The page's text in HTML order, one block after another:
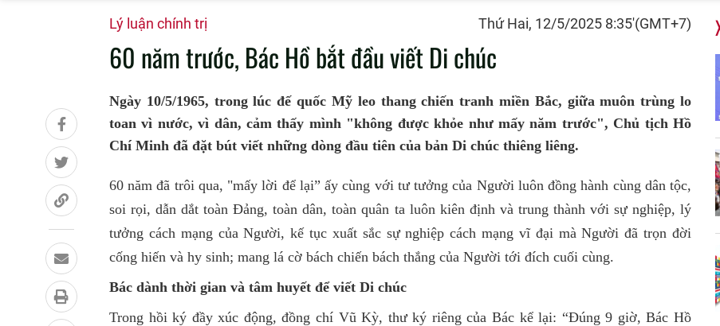
Lý luận chính trị Thứ Hai, 12/5/2025 8:35'(GMT+7)
60 năm trước, Bác Hồ bắt đầu viết Di chúc
Ngày 10/5/1965, trong lúc đế quốc Mỹ leo thang chiến tranh miền Bắc, giữa muôn trùng lo
toan vì nước, vì dân, cảm thấy mình "không được khỏe như mấy năm trước", Chủ tịch Hồ
Chí Minh đã đặt bút viết những dòng đầu tiên của bản Di chúc thiêng liêng.
60 năm đã trôi qua, "mấy lời để lại” ấy cùng với tư tưởng của Người luôn đồng hành cùng dân tộc,
soi rọi, dẫn dắt toàn Ðảng, toàn dân, toàn quân ta luôn kiên định và trung thành với sự nghiệp, lý
tưởng cách mạng của Người, kế tục xuất sắc sự nghiệp cách mạng vĩ đại mà Người đã trọn đời
cống hiến và hy sinh; mang lá cờ bách chiến bách thắng của Người tới đích cuối cùng.
Bác dành thời gian và tâm huyết để viết Di chúc
Trong hồi ký đầy xúc động, đồng chí Vũ Kỳ, thư ký riêng của Bác kể lại: “Đúng 9 giờ, Bác Hồ